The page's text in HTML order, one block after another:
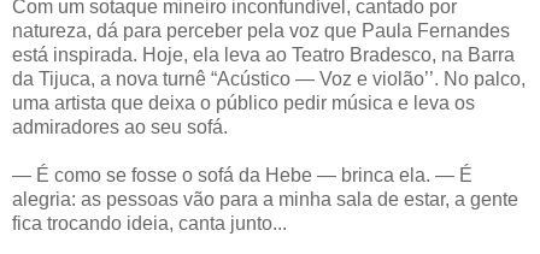
Com um sotaque mineiro inconfundível, cantado por
natureza, dá para perceber pela voz que Paula Fernandes
está inspirada. Hoje, ela leva ao Teatro Bradesco, na Barra
da Tijuca, a nova turnê “Acústico — Voz e violão’’. No palco,
uma artista que deixa o público pedir música e leva os
admiradores ao seu sofá.
— É como se fosse o sofá da Hebe — brinca ela. — É
alegria: as pessoas vão para a minha sala de estar, a gente
fica trocando ideia, canta junto...